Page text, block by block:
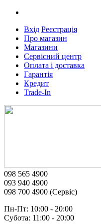
Вхід Реєстрація
Про магазин
Магазини
Сервісний центр
Оплата і доставка
Гарантія
Кредит
Trade-In
098 565 4900
093 940 4900
098 700 4900 (Сервіс)
Пн-Пт: 10:00 - 20:00
Субота: 11:00 - 20:00